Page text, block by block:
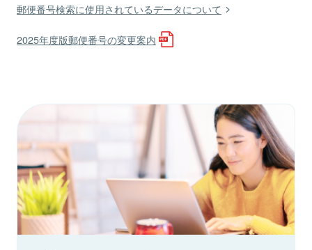
郵便番号検索に使用されているデータについて
2025年度版郵便番号の変更案内